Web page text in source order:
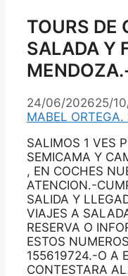
TOURS DE
SALADA Y
24/06/202625/
MABEL
SALIMOS 1 VES
SEMICAMA Y
, EN COCHES
ATENCION.-
SALIDA Y
VIAJES A
RESERVA O
ESTOS
155619724.-O A
CONTESTARA